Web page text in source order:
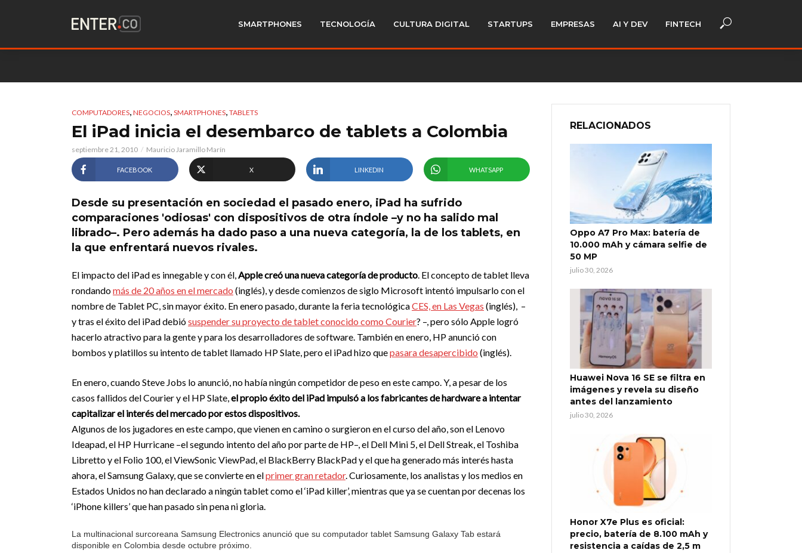
SMARTPHONES TECNOLOGÍA CULTURA DIGITAL STARTUPS EMPRESAS AI Y DEV FINTECH
COMPUTADORES, NEGOCIOS, SMARTPHONES, TABLETS
El iPad inicia el desembarco de tablets a Colombia
septiembre 21, 2010 Mauricio Jaramillo Marín
FACEBOOK X LINKEDIN WHATSAPP
Desde su presentación en sociedad el pasado enero, iPad ha sufrido
comparaciones 'odiosas' con dispositivos de otra índole –y no ha salido mal
librado–. Pero además ha dado paso a una nueva categoría, la de los tablets, en
la que enfrentará nuevos rivales.
El impacto del iPad es innegable y con él,Apple creó una nueva categoría de producto. El concepto de tablet lleva
rondandomás de 20 años en el mercado (inglés), y desde comienzos de siglo Microsoft intentó impulsarlo con el
nombre de Tablet PC, sin mayor éxito. En enero pasado, durante la feria tecnológicaCES, en Las Vegas (inglés), –
y tras el éxito del iPad debiósuspender su proyecto de tablet conocido como Courier? –, pero sólo Apple logró
hacerlo atractivo para la gente y para los desarrolladores de software. También en enero, HP anunció con
bombos y platillos su intento de tablet llamado HP Slate, pero el iPad hizo quepasara desapercibido (inglés).
En enero, cuando Steve Jobs lo anunció, no había ningún competidor de peso en este campo. Y, a pesar de los
casos fallidos del Courier y el HP Slate,el propio éxito del iPad impulsó a los fabricantes de hardware a intentar
capitalizar el interés del mercado por estos dispositivos.
Algunos de los jugadores en este campo, que vienen en camino o surgieron en el curso del año, son el Lenovo
Ideapad, el HP Hurricane –el segundo intento del año por parte de HP–, el Dell Mini 5, el Dell Streak, el Toshiba
Libretto y el Folio 100, el ViewSonic ViewPad, el BlackBerry BlackPad y el que ha generado más interés hasta
ahora, el Samsung Galaxy, que se convierte en elprimer gran retador. Curiosamente, los analistas y los medios en
Estados Unidos no han declarado a ningún tablet como el ‘iPad killer’, mientras que ya se cuentan por decenas los
‘iPhone killers’ que han pasado sin pena ni gloria.
La multinacional surcoreana Samsung Electronics anunció que su computador tablet Samsung Galaxy Tab estará
disponible en Colombia desde octubre próximo.
RELACIONADOS
Oppo A7 Pro Max: batería de
10.000 mAh y cámara selfie de
50 MP
julio 30, 2026
Huawei Nova 16 SE se filtra en
imágenes y revela su diseño
antes del lanzamiento
julio 30, 2026
Honor X7e Plus es oficial:
precio, batería de 8.100 mAh y
resistencia a caídas de 2,5 m